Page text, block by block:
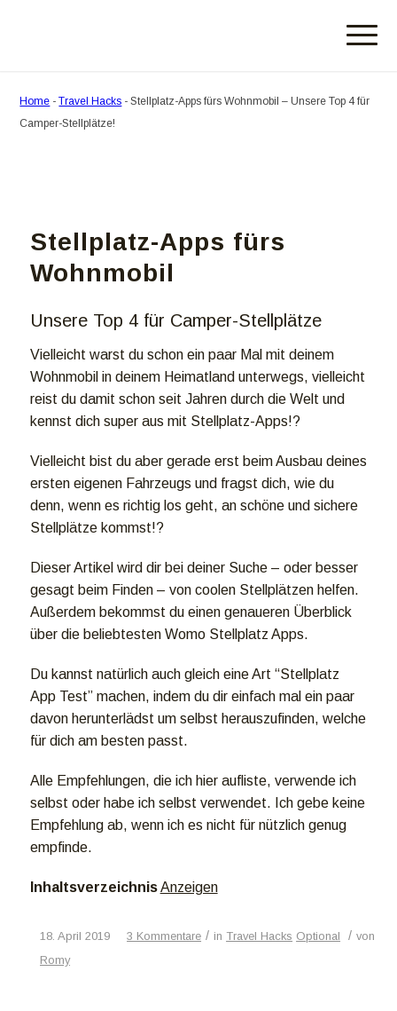
Home -Travel Hacks -Stellplatz-Apps fürs Wohnmobil – Unsere Top 4 für
Camper-Stellplätze!
Stellplatz-Apps fürs
Wohnmobil
Unsere Top 4 für Camper-Stellplätze
Vielleicht warst du schon ein paar Mal mit deinem
Wohnmobil in deinem Heimatland unterwegs, vielleicht
reist du damit schon seit Jahren durch die Welt und
kennst dich super aus mit Stellplatz-Apps!?
Vielleicht bist du aber gerade erst beim Ausbau deines
ersten eigenen Fahrzeugs und fragst dich, wie du
denn, wenn es richtig los geht, an schöne und sichere
Stellplätze kommst!?
Dieser Artikel wird dir bei deiner Suche – oder besser
gesagt beim Finden – von coolen Stellplätzen helfen.
Außerdem bekommst du einen genaueren Überblick
über die beliebtesten Womo Stellplatz Apps.
Du kannst natürlich auch gleich eine Art “Stellplatz
App Test” machen, indem du dir einfach mal ein paar
davon herunterlädst um selbst herauszufinden, welche
für dich am besten passt.
Alle Empfehlungen, die ich hier aufliste, verwende ich
selbst oder habe ich selbst verwendet. Ich gebe keine
Empfehlung ab, wenn ich es nicht für nützlich genug
empfinde.
Inhaltsverzeichnis Anzeigen
18. April 2019 3 Kommentare / in Travel Hacks Optional / von
Romy